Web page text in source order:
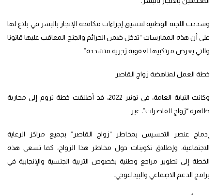
وشددت اللجنة الوطنية لتنسيق إجراءات مكافحة الإتجار بالبشر في بلاغ لها
على أن هذه الممارسات “تدخل ضمن الجرائم والجنح المعاقب عليها قانونا
والتي يعرض مرتكبيها لعقوبة زجرية متشددة”.
خطة العمل لمناهضة زواج القاصر
وكانت النيابة العامة، في نونبر 2022، قد أطلقت خطة تروم إلى محاربة
ظاهرة “زواج القاصرات”، عبر
إدماج عنصر التحسيس بمخاطر “زواج القاصر” بجميع مراكز الرعاية
الاجتماعية، وإطلاق تكوينات حول مخاطر هذا الزواج، كما تسعى هذه
الخطة إلى تطوير مراجع وطنية بخصوص التربية الجنسية والإنجابية في
برامج الدعم الاجتماعي والبيداغوجي.